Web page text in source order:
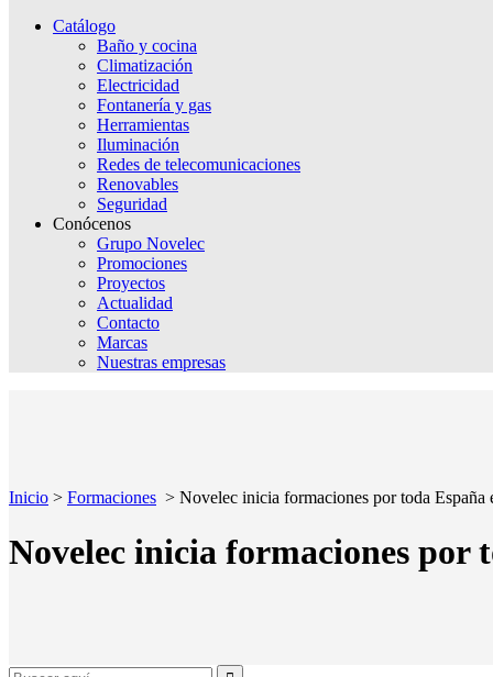
Catálogo
Baño y cocina
Climatización
Electricidad
Fontanería y gas
Herramientas
Iluminación
Redes de telecomunicaciones
Renovables
Seguridad
Conócenos
Grupo Novelec
Promociones
Proyectos
Actualidad
Contacto
Marcas
Nuestras empresas
Inicio > Formaciones > Novelec inicia formaciones por toda
Novelec inicia formaciones por